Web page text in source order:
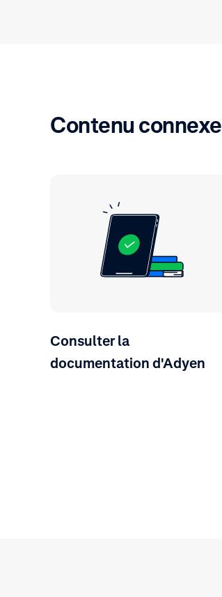
Contenu connexe
Consulter la
documentation d'Adyen